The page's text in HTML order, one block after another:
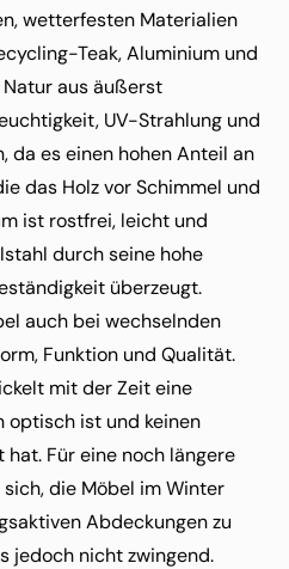
wetterfesten Materialien
Teak, Aluminium und
Natur aus äußerst
UV-Strahlung und
da es einen hohen Anteil an
das Holz vor Schimmel und
ist rostfrei, leicht und
durch seine hohe
überzeugt.
auch bei wechselnden
Funktion und Qualität.
mit der Zeit eine
optisch ist und keinen
Für eine noch längere
die Möbel im Winter
Abdeckungen zu
jedoch nicht zwingend.